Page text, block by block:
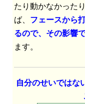
たり動かなかった
ば、 フェースから
るので、その影響
ます。
自分のせいではな